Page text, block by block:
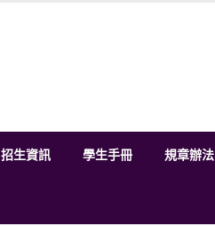
招生資訊 學生手冊 規章辦法